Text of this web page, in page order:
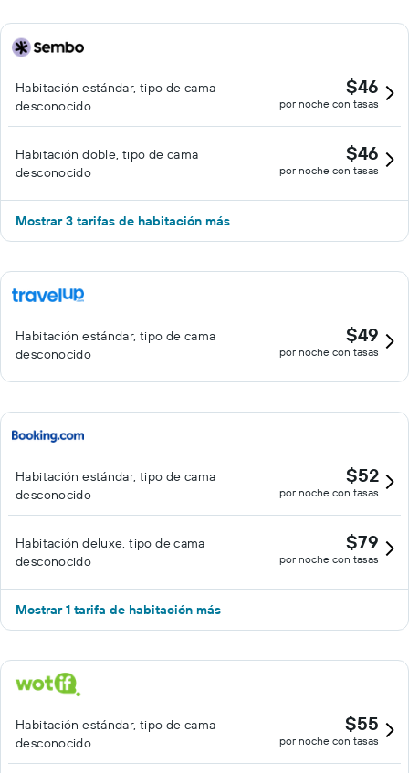
Habitación estándar, tipo de cama
desconocido
$46
por noche con tasas
Habitación doble, tipo de cama
desconocido
$46
por noche con tasas
Mostrar 3 tarifas de habitación más
Habitación estándar, tipo de cama
desconocido
$49
por noche con tasas
Habitación estándar, tipo de cama
desconocido
$52
por noche con tasas
Habitación deluxe, tipo de cama
desconocido
$79
por noche con tasas
Mostrar 1 tarifa de habitación más
Habitación estándar, tipo de cama
desconocido
$55
por noche con tasas